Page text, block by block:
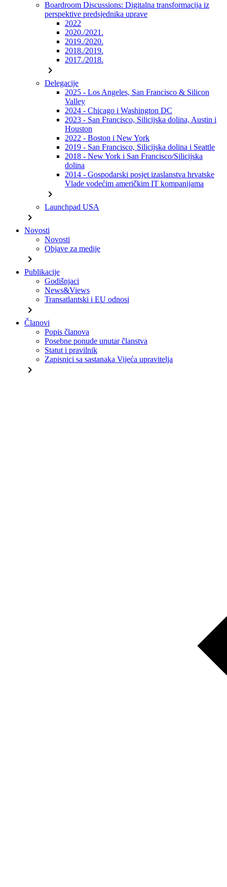
Boardroom Discussions: Digitalna transformacija iz
perspektive predsjednika uprave
2022
2020./2021.
2019./2020.
2018./2019.
2017./2018.
chevron_right
Delegacije
2025 - Los Angeles, San Francisco & Silicon
Valley
2024 - Chicago i Washington DC
2023 - San Francisco, Silicijska dolina, Austin i
Houston
2022 - Boston i New York
2019 - San Francisco, Silicijska dolina i Seattle
2018 - New York i San Francisco/Silicijska
dolina
2014 - Gospodarski posjet izaslanstva hrvatske
Vlade vodećim američkim IT kompanijama
chevron_right
Launchpad USA
chevron_right
Novosti
Novosti
Objave za medije
chevron_right
Publikacije
Godišnjaci
News&Views
Transatlantski i EU odnosi
chevron_right
Članovi
Popis članova
Posebne ponude unutar članstva
Statut i pravilnik
Zapisnici sa sastanaka Vijeća upravitelja
chevron_right